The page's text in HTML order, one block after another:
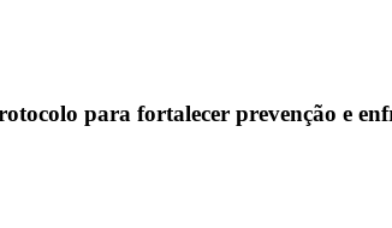
para fortalecer prevenção e